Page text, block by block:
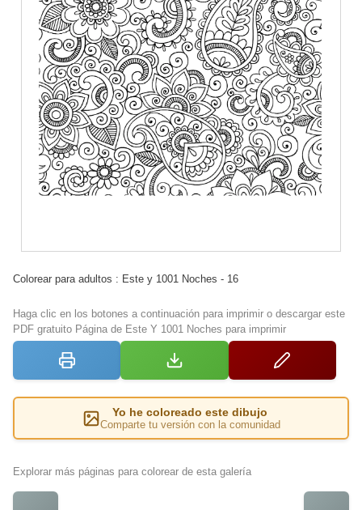
Colorear para adultos : Este y 1001 Noches - 16
Haga clic en los botones a continuación para imprimir o descargar este
PDF gratuito Página de Este Y 1001 Noches para imprimir
Yo he coloreado este dibujo
Comparte tu versión con la comunidad
Explorar más páginas para colorear de esta galería